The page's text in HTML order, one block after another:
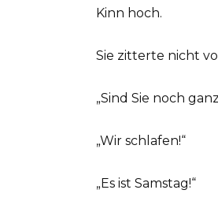
Kinn hoch.
Sie zitterte nicht
„Sind Sie noch
„Wir schlafen!“
„Es ist Samstag!“